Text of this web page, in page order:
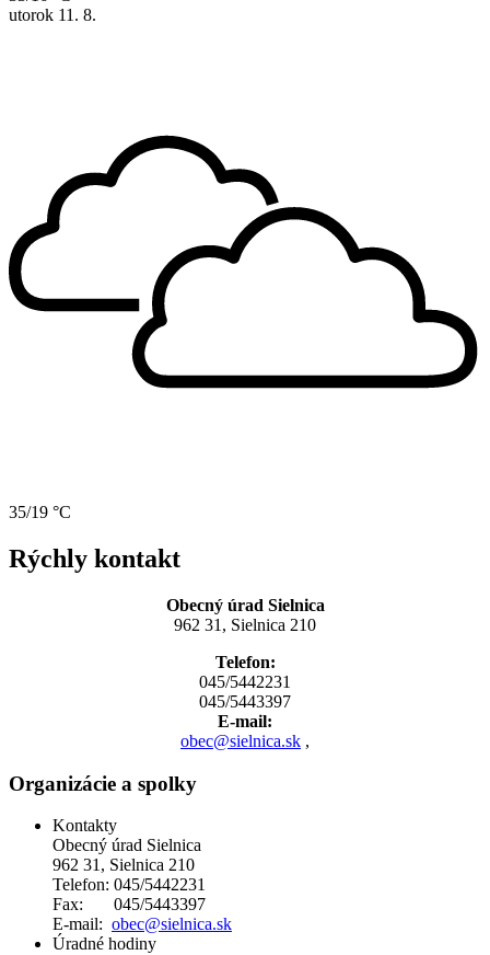
utorok 11. 8.
35/19 °C
Rýchly kontakt
Obecný úrad Sielnica
962 31, Sielnica 210
Telefon:
045/5442231
045/5443397
E-mail:
obec@sielnica.sk ,
Organizácie a spolky
Kontakty
Obecný úrad Sielnica
962 31, Sielnica 210
Telefon: 045/5442231
Fax: 045/5443397
E-mail: obec@sielnica.sk
Úradné hodiny